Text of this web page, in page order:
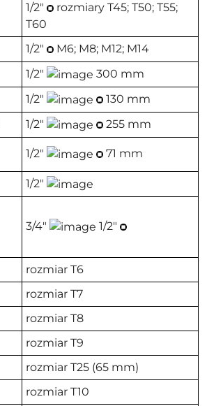
1/2"
rozmiary T45; T50; T55;
T60
1/2"
M6; M8; M12; M14
1/2"
300 mm
1/2"
130 mm
1/2" 255 mm
1/2" 71 mm
1/2"
3/4" 1/2"
rozmiar T6
rozmiar T7
rozmiar T8
rozmiar T9
rozmiar T25 (65 mm)
rozmiar T10